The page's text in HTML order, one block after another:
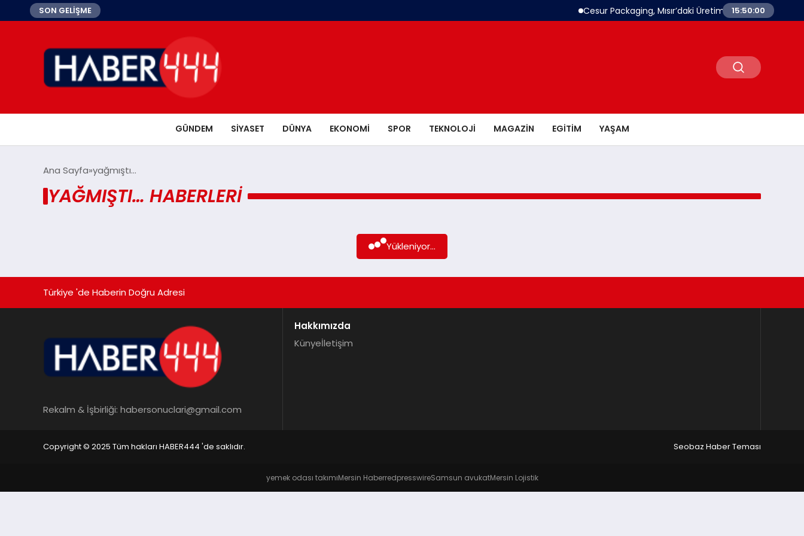
SON GELİŞME Cesur Packaging, Mısır’daki Üretim Üssünü Büyütüyor
15:50:00
GÜNDEM SIYASET DÜNYA EKONOMI SPOR TEKNOLOJI MAGAZIN EGITIM YAŞAM
Ana Sayfa yağmıştı…
YAĞMIŞTI… HABERLERI
Yükleniyor...
Türkiye 'de Haberin Doğru Adresi
Rekalm & İşbirliği: habersonuclari@gmail.com
Hakkımızda
Künyeİletişim
Copyright © 2025 Tüm hakları HABER444 'de saklıdır. Seobaz Haber Teması
yemek odası takımıMersin HaberredpresswireSamsun avukatMersin Lojistik